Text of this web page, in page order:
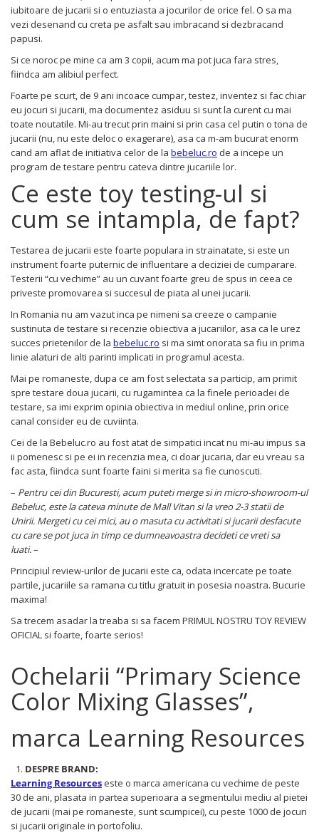
Figurine plus
Figurine
Nevoi speciale si sindrom Down
Jucarii cu alfabet
Jucarii cu cifre
Seturi Numberblocks
Jucarii de motricitate
Puzzle-uri
Puzzle clasic
Puzzle incastru
Puzzle de podea
IQ puzzle
Jucarii bebelusi
Jucarii de baie
Zornaitoare
Jucarii dentitie
Jucarii senzoriale
Jucarii motrice pentru bebelusi
Saltele de activitati pentru bebe
Jucarii muzicale bebelusi
Puzzle bebelusi
iubitoare de jucarii si o entuziasta a jocurilor de orice fel. O sa ma
vezi desenand cu creta pe asfalt sau imbracand si dezbracand
papusi.
Si ce noroc pe mine ca am 3 copii, acum ma pot juca fara stres,
fiindca am alibiul perfect.
Foarte pe scurt, de 9 ani incoace cumpar, testez, inventez si fac chiar
eu jocuri si jucarii, ma documentez asiduu si sunt la curent cu mai
toate noutatile. Mi-au trecut prin maini si prin casa cel putin o tona de
jucarii (nu, nu este deloc o exagerare), asa ca m-am bucurat enorm
cand am aflat de initiativa celor de la bebeluc.ro de a incepe un
program de testare pentru cateva dintre jucariile lor.
Ce este toy testing-ul si
cum se intampla, de fapt?
Testarea de jucarii este foarte populara in strainatate, si este un
instrument foarte puternic de influentare a deciziei de cumparare.
Testerii “cu vechime” au un cuvant foarte greu de spus in ceea ce
priveste promovarea si succesul de piata al unei jucarii.
In Romania nu am vazut inca pe nimeni sa creeze o campanie
sustinuta de testare si recenzie obiectiva a jucariilor, asa ca le urez
succes prietenilor de la bebeluc.ro si ma simt onorata sa fiu in prima
linie alaturi de alti parinti implicati in programul acesta.
Mai pe romaneste, dupa ce am fost selectata sa particip, am primit
spre testare doua jucarii, cu rugamintea ca la finele perioadei de
testare, sa imi exprim opinia obiectiva in mediul online, prin orice
canal consider eu de cuviinta.
Cei de la Bebeluc.ro au fost atat de simpatici incat nu mi-au impus sa
ii pomenesc si pe ei in recenzia mea, ci doar jucaria, dar eu vreau sa
fac asta, fiindca sunt foarte faini si merita sa fie cunoscuti.
– Pentru cei din Bucuresti, acum puteti merge si in micro-showroom-ul
Bebeluc, este la cateva minute de Mall Vitan si la vreo 2-3 statii de
Unirii. Mergeti cu cei mici, au o masuta cu activitati si jucarii desfacute
cu care se pot juca in timp ce dumneavoastra decideti ce vreti sa
luati.–
Principiul review-urilor de jucarii este ca, odata incercate pe toate
partile, jucariile sa ramana cu titlu gratuit in posesia noastra. Bucurie
maxima!
Sa trecem asadar la treaba si sa facem PRIMUL NOSTRU TOY REVIEW
OFICIAL si foarte, foarte serios!
Ochelarii “Primary Science
Color Mixing Glasses”,
marca Learning Resources
DESPRE BRAND:
Learning Resourceseste o marca americana cu vechime de peste
30 de ani, plasata in partea superioara a segmentului mediu al pietei
de jucarii (mai pe romaneste, sunt scumpicei), cu peste 1000 de jocuri
si jucarii originale in portofoliu.